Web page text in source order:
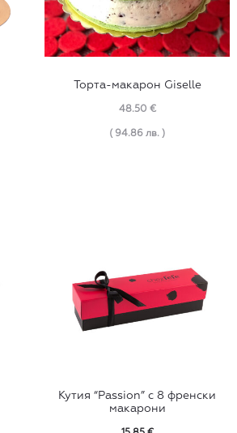
Торта-макарон Giselle
48.50 €
( 94.86 лв. )
Кутия “Passion” с 8 френски
макарони